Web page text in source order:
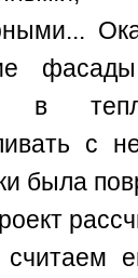
в
с
была